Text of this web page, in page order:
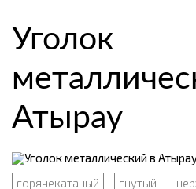
Уголок
Атырау
горячекатаный гнутый